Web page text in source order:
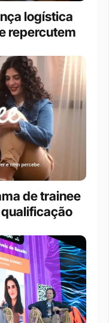
logística
repercutem
de trainee